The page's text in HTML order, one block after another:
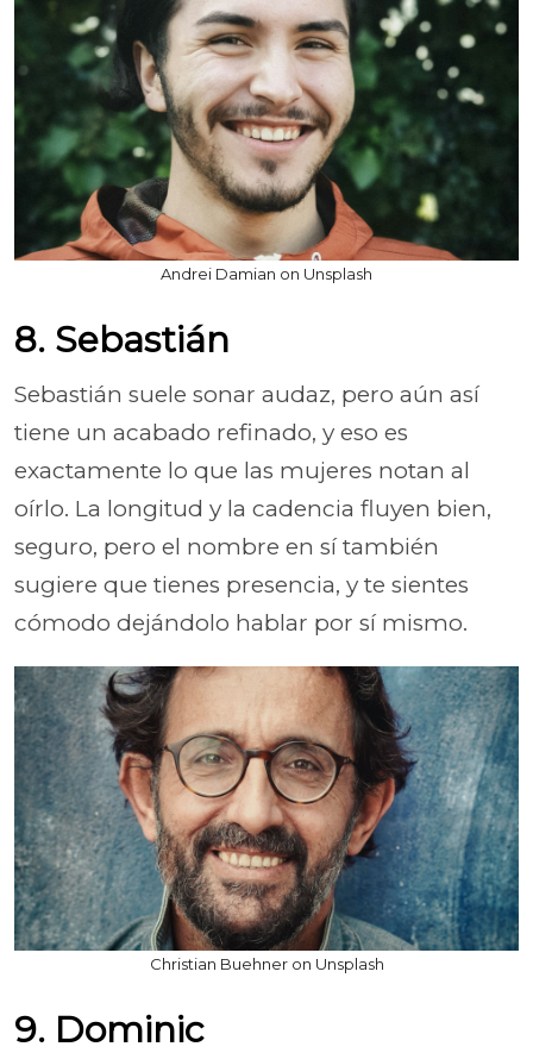
Andrei Damian on Unsplash
8. Sebastián
Sebastián suele sonar audaz, pero aún así
tiene un acabado refinado, y eso es
exactamente lo que las mujeres notan al
oírlo. La longitud y la cadencia fluyen bien,
seguro, pero el nombre en sí también
sugiere que tienes presencia, y te sientes
cómodo dejándolo hablar por sí mismo.
Christian Buehner on Unsplash
9. Dominic